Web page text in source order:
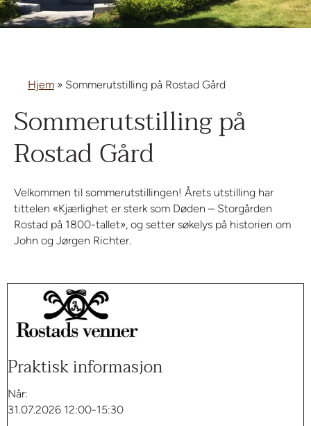
Hjem » Sommerutstilling på Rostad Gård
Sommerutstilling på
Rostad Gård
Velkommen til sommerutstillingen! Årets utstilling har
tittelen «Kjærlighet er sterk som Døden – Storgården
Rostad på 1800-tallet», og setter søkelys på historien om
John og Jørgen Richter.
Praktisk informasjon
Når:
31.07.2026 12:00-15:30